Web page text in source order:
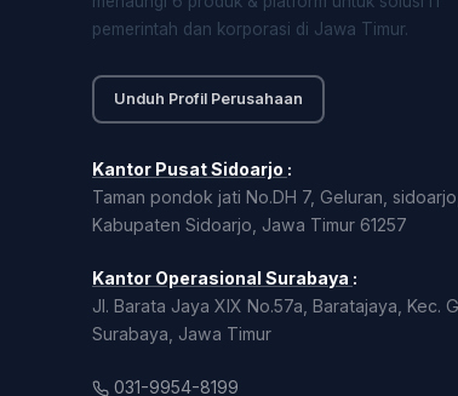
pemerintah dan korporasi di Jawa Timur.
Unduh Profil Perusahaan
Kantor Pusat Sidoarjo :
Taman pondok jati No.DH 7, Geluran, sidoarjo,
Kabupaten Sidoarjo, Jawa Timur 61257
Kantor Operasional Surabaya :
Jl. Barata Jaya XIX No.57a, Baratajaya, Kec.
Surabaya, Jawa Timur
031-9954-8199